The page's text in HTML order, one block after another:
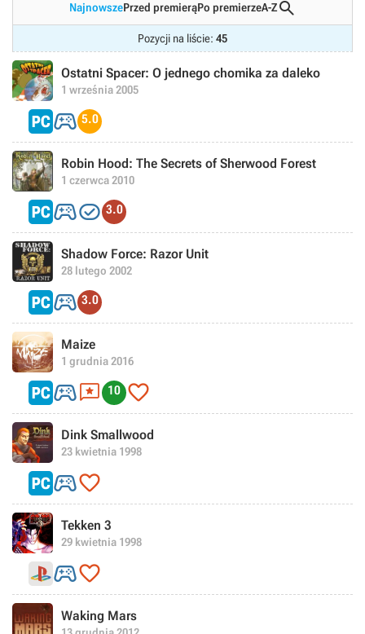
NajnowszePrzed premierąPo premierzeA-Z
Pozycji na liście: 45
Ostatni Spacer: O jednego chomika za daleko
1 września 2005
 5.0
Robin Hood: The Secrets of Sherwood Forest
1 czerwca 2010
 3.0
Shadow Force: Razor Unit
28 lutego 2002
 3.0
Maize
1 grudnia 2016
 10 
Dink Smallwood
23 kwietnia 1998

Tekken 3
29 kwietnia 1998

Waking Mars